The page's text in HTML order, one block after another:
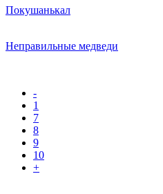
Покушанькал
Неправильные медведи
-
1
7
8
9
10
+